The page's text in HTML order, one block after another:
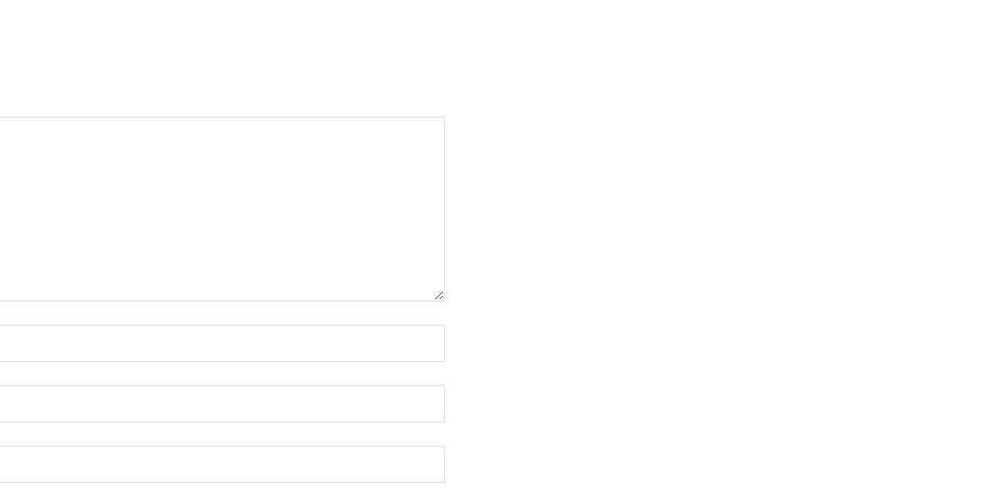
ν
μ
α
:
m
iσ